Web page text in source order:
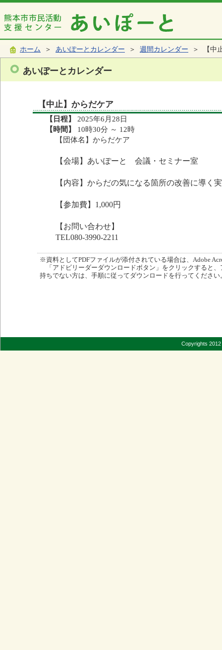
ホーム ＞ あいぽーとカレンダー ＞ 週間カレンダー ＞ 【中
あいぽーとカレンダー
【中止】からだケア
【日程】
2025年6月28日
【時間】
10時30分 ～ 12時
【団体名】からだケア
【会場】あいぽーと 会議・セミナー室
【内容】からだの気になる箇所の改善に導く
【参加費】1,000円
【お問い合わせ】
TEL080-3990-2211
※資料としてPDFファイルが添付されている場合は、Adobe
「アドビリーダーダウンロードボタン」をクリックすると
持ちでない方は、手順に従ってダウンロードを行ってください
Copyrights